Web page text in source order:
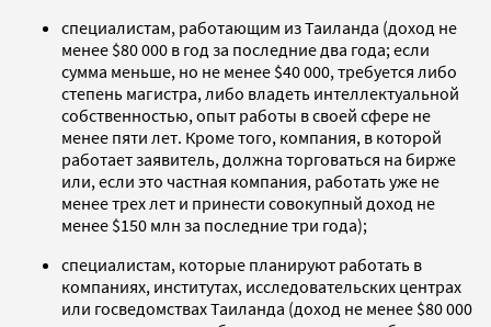
специалистам, работающим из Таиланда (доход не
менее $80 000 в год за последние два года; если
сумма меньше, но не менее $40 000, требуется либо
степень магистра, либо владеть интеллектуальной
собственностью, опыт работы в своей сфере не
менее пяти лет. Кроме того, компания, в которой
работает заявитель, должна торговаться на бирже
или, если это частная компания, работать уже не
менее трех лет и принести совокупный доход не
менее $150 млн за последние три года);
специалистам, которые планируют работать в
компаниях, институтах, исследовательских центрах
или госведомствах Таиланда (доход не менее $80 000